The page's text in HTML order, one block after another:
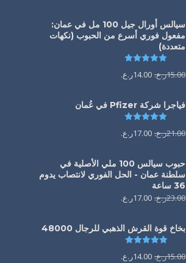
سيالس أورال جيل 100 مل في عمان:
مفعول فوري أسرع من الحبوب (نكهات
متعددة)
15.00ر.ع. 14.00ر.ع.
فياجرا شركة Pfizer في عُمان
21.00ر.ع. 17.00ر.ع.
حبوب سيالس 100 ملي الأصلية في
سلطنة عمان - الحل الفوري لانتصاب يدوم
36 ساعة
23.00ر.ع. 17.00ر.ع.
بخاخ قوة القرش الذهبي للرجال 48000
تم التقييم
15.00ر.ع. 14.00ر.ع.